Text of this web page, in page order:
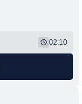
02:10